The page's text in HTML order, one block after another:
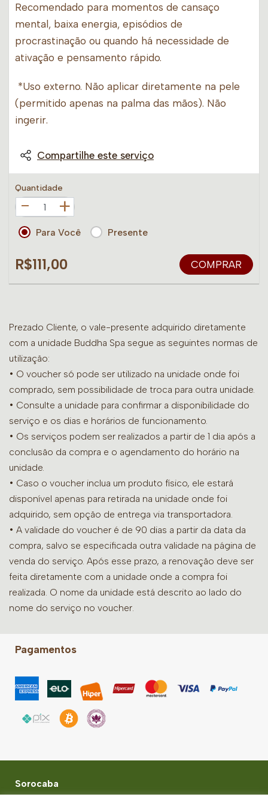
Recomendado para momentos de cansaço
mental, baixa energia, episódios de
procrastinação ou quando há necessidade de
ativação e pensamento rápido.
*Uso externo. Não aplicar diretamente na pele
(permitido apenas na palma das mãos). Não
ingerir.
Compartilhe este serviço
Quantidade
+
Para Você Presente
R$111,00 COMPRAR
Prezado Cliente, o vale-presente adquirido diretamente
com a unidade Buddha Spa segue as seguintes normas de
utilização:
• O voucher só pode ser utilizado na unidade onde foi
comprado, sem possibilidade de troca para outra unidade.
• Consulte a unidade para confirmar a disponibilidade do
serviço e os dias e horários de funcionamento.
• Os serviços podem ser realizados a partir de 1 dia após a
conclusão da compra e o agendamento do horário na
unidade.
• Caso o voucher inclua um produto físico, ele estará
disponível apenas para retirada na unidade onde foi
adquirido, sem opção de entrega via transportadora.
• A validade do voucher é de 90 dias a partir da data da
compra, salvo se especificada outra validade na página de
venda do serviço. Após esse prazo, a renovação deve ser
feita diretamente com a unidade onde a compra foi
realizada. O nome da unidade está descrito ao lado do
nome do serviço no voucher.
Pagamentos
Sorocaba